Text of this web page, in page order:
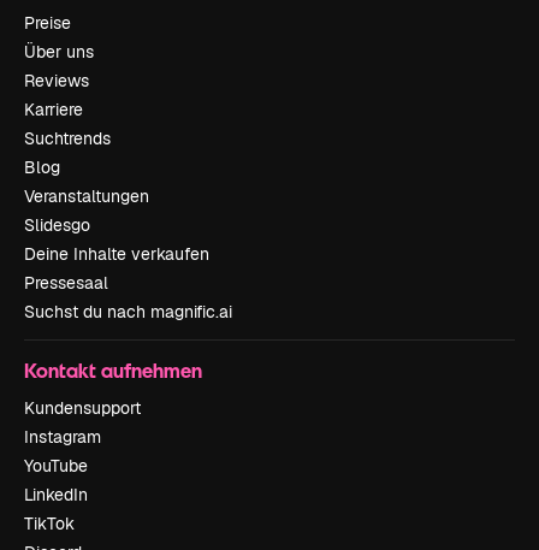
Preise
Über uns
Reviews
Karriere
Suchtrends
Blog
Veranstaltungen
Slidesgo
Deine Inhalte verkaufen
Pressesaal
Suchst du nach magnific.ai
Kontakt aufnehmen
Kundensupport
Instagram
YouTube
LinkedIn
TikTok